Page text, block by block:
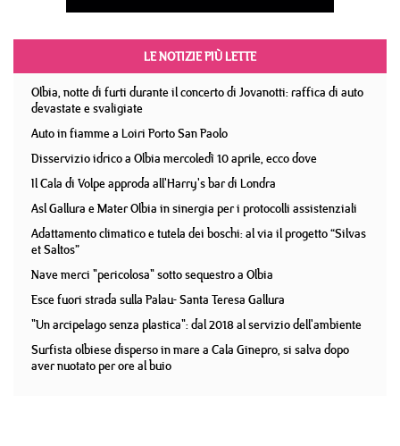
LE NOTIZIE PIÙ LETTE
Olbia, notte di furti durante il concerto di Jovanotti: raffica di auto
devastate e svaligiate
Auto in fiamme a Loiri Porto San Paolo
Disservizio idrico a Olbia mercoledì 10 aprile, ecco dove
Il Cala di Volpe approda all'Harry's bar di Londra
Asl Gallura e Mater Olbia in sinergia per i protocolli assistenziali
Adattamento climatico e tutela dei boschi: al via il progetto “Silvas
et Saltos”
Nave merci "pericolosa" sotto sequestro a Olbia
Esce fuori strada sulla Palau- Santa Teresa Gallura
"Un arcipelago senza plastica": dal 2018 al servizio dell'ambiente
Surfista olbiese disperso in mare a Cala Ginepro, si salva dopo
aver nuotato per ore al buio